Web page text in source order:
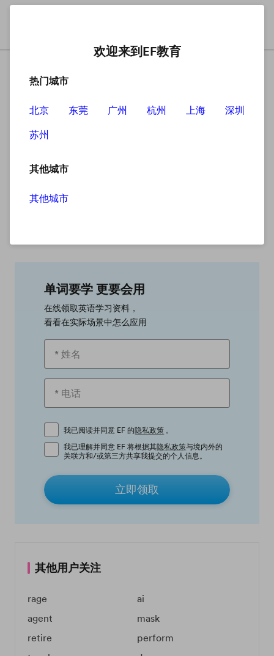
单词要学 更要会用
在线领取英语学习资料，
看看在实际场景中怎么应用
我已阅读并同意 EF 的隐私政策 。
我已理解并同意 EF 将根据其隐私政策与境内外的
关联方和/或第三方共享我提交的个人信息。
立即领取
其他用户关注
rage
ai
agent
mask
retire
perform
欢迎来到EF教育
热门城市
北京 东莞 广州 杭州 上海
深圳
苏州
其他城市
其他城市